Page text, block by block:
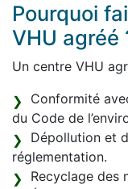
Pourquoi
VHU agréé
Un centre VHU
Conformité
du Code de
Dépollution et
réglementation.
Recyclage des